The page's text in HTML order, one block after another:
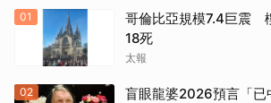
01
哥倫比亞規模7.4巨震
18死
太報
02
盲眼龍婆2026預言「已